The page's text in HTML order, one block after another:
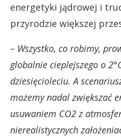
energetyki jądrowej i
przyrodzie większej
– Wszystko, co robimy,
globalnie cieplejszego o
dziesięcioleciu. A
możemy nadal zwiększać
usuwaniem CO2 z
nierealistycznych